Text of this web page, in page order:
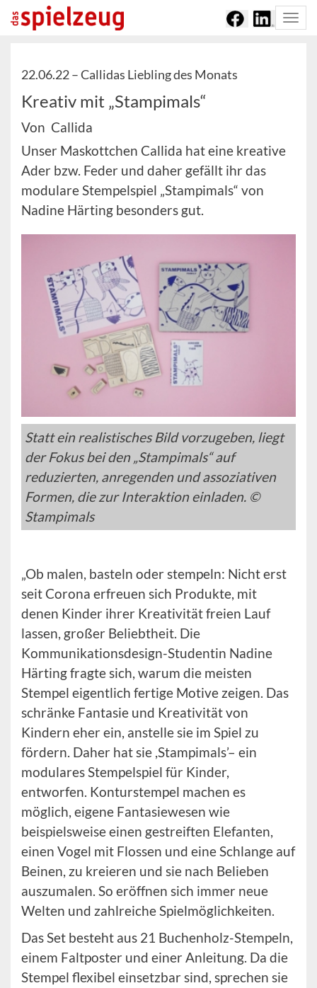
22.06.22 –Callidas Liebling des Monats
Kreativ mit „Stampimals“
Von Callida
Unser Maskottchen Callida hat eine kreative
Ader bzw. Feder und daher gefällt ihr das
modulare Stempelspiel „Stampimals“ von
Nadine Härting besonders gut.
Statt ein realistisches Bild vorzugeben, liegt
der Fokus bei den „Stampimals“ auf
reduzierten, anregenden und assoziativen
Formen, die zur Interaktion einladen. ©
Stampimals
„Ob malen, basteln oder stempeln: Nicht erst
seit Corona erfreuen sich Produkte, mit
denen Kinder ihrer Kreativität freien Lauf
lassen, großer Beliebtheit. Die
Kommunikationsdesign-Studentin Nadine
Härting fragte sich, warum die meisten
Stempel eigentlich fertige Motive zeigen. Das
schränke Fantasie und Kreativität von
Kindern eher ein, anstelle sie im Spiel zu
fördern. Daher hat sie ,Stampimals’– ein
modulares Stempelspiel für Kinder,
entworfen. Konturstempel machen es
möglich, eigene Fantasiewesen wie
beispielsweise einen gestreiften Elefanten,
einen Vogel mit Flossen und eine Schlange auf
Beinen, zu kreieren und sie nach Belieben
auszumalen. So eröffnen sich immer neue
Welten und zahlreiche Spielmöglichkeiten.
Das Set besteht aus 21 Buchenholz-Stempeln,
einem Faltposter und einer Anleitung. Da die
Stempel flexibel einsetzbar sind, sprechen sie